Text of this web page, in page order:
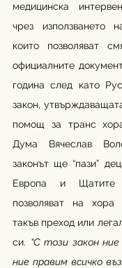
медицинска
чрез използването
които позволяват
официалните
година след като
закон,
помощ за транс
Дума Вячеслав
законът ще “пази”
Европа и Щатите
позволяват на
такъв преход или
си. “С този закон
ние правим всичко